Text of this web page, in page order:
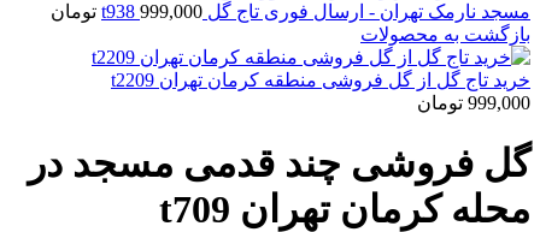
مسجد نارمک تهران - ارسال فوری تاج گل t938 999,000
تومان
بازگشت به محصولات
خرید تاج گل از گل فروشی منطقه کرمان تهران t2209
999,000 تومان
گل فروشی چند قدمی مسجد در
محله کرمان تهران t709